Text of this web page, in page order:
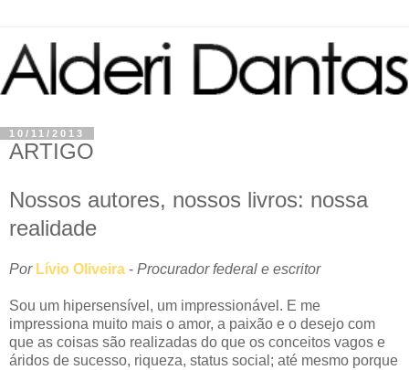
10/11/2013
ARTIGO
Nossos autores, nossos livros: nossa
realidade
Por Lívio Oliveira - Procurador federal e escritor
Sou um hipersensível, um impressionável. E me
impressiona muito mais o amor, a paixão e o desejo com
que as coisas são realizadas do que os conceitos vagos e
áridos de sucesso, riqueza, status social; até mesmo porque